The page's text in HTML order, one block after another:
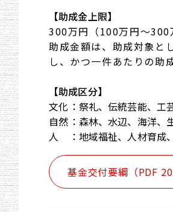
【助成金上限】
300万円（100万円〜
助成金額は、助成対象と
し、かつ一件あたりの助
【助成区分】
文化
祭礼、伝統芸能、工
自然
森林、水辺、海洋、
人
地域福祉、人材育成
基金交付要綱（PDF